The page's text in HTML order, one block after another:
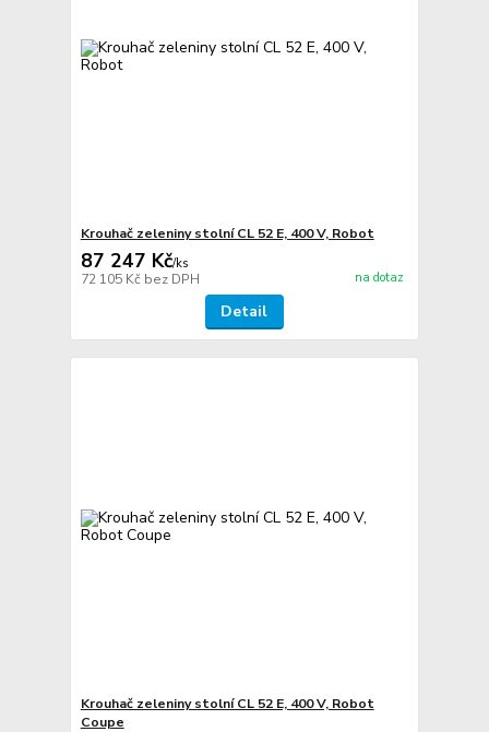
Krouhač zeleniny stolní CL 52 E, 400 V, Robot
87 247 Kč/ks
72 105 Kč bez DPH na dotaz
Detail
Krouhač zeleniny stolní CL 52 E, 400 V, Robot
Coupe